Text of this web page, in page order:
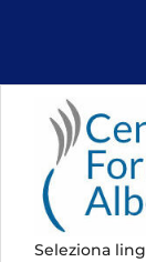
Seleziona